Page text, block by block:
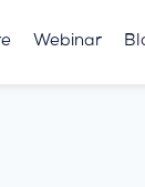
Webinar